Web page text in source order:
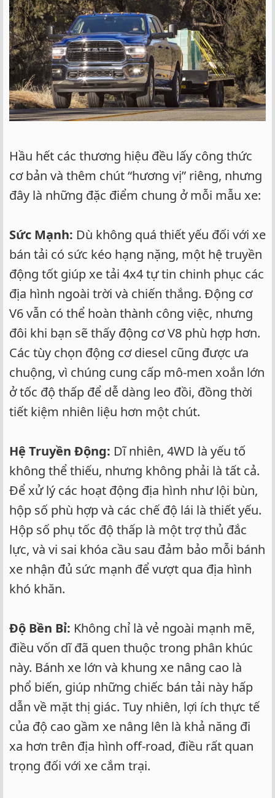
Hầu hết các thương hiệu đều lấy công thức
cơ bản và thêm chút “hương vị” riêng, nhưng
đây là những đặc điểm chung ở mỗi mẫu xe:
Sức Mạnh: Dù không quá thiết yếu đối với xe
bán tải có sức kéo hạng nặng, một hệ truyền
động tốt giúp xe tải 4x4 tự tin chinh phục các
địa hình ngoài trời và chiến thắng. Động cơ
V6 vẫn có thể hoàn thành công việc, nhưng
đôi khi bạn sẽ thấy động cơ V8 phù hợp hơn.
Các tùy chọn động cơ diesel cũng được ưa
chuộng, vì chúng cung cấp mô-men xoắn lớn
ở tốc độ thấp để dễ dàng leo đồi, đồng thời
tiết kiệm nhiên liệu hơn một chút.
Hệ Truyền Động: Dĩ nhiên, 4WD là yếu tố
không thể thiếu, nhưng không phải là tất cả.
Để xử lý các hoạt động địa hình như lội bùn,
hộp số phù hợp và các chế độ lái là thiết yếu.
Hộp số phụ tốc độ thấp là một trợ thủ đắc
lực, và vi sai khóa cầu sau đảm bảo mỗi bánh
xe nhận đủ sức mạnh để vượt qua địa hình
khó khăn.
Độ Bền Bỉ: Không chỉ là vẻ ngoài mạnh mẽ,
điều vốn dĩ đã quen thuộc trong phân khúc
này. Bánh xe lớn và khung xe nâng cao là
phổ biến, giúp những chiếc bán tải này hấp
dẫn về mặt thị giác. Tuy nhiên, lợi ích thực tế
của độ cao gầm xe nâng lên là khả năng đi
xa hơn trên địa hình off-road, điều rất quan
trọng đối với xe cắm trại.